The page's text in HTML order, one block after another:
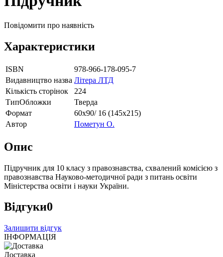
Повідомити про наявність
Характеристики
ISBN
978-966-178-095-7
Видавництво назва Літера ЛТД
Кількість сторінок
224
ТипОбложки
Тверда
Формат
60х90/ 16 (145х215)
Автор
Пометун О.
Опис
Підручник для 10 класу з правознавства, схвалений комісією з
правознавства Науково-методичної ради з питань освіти
Міністерства освіти і науки України.
Відгуки0
Залишити відгук
ІНФОРМАЦІЯ
Доставка